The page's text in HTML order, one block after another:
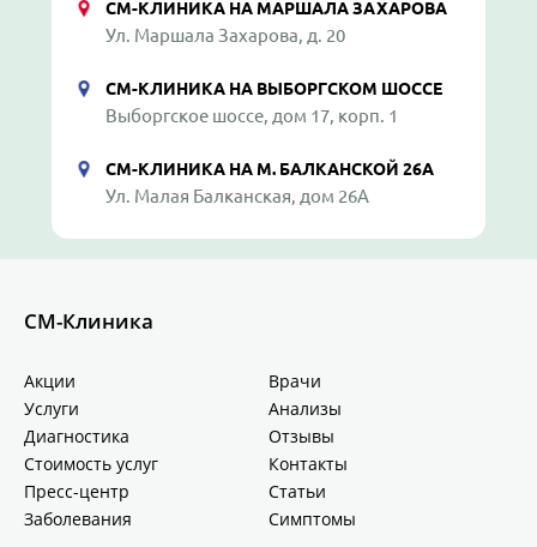
СМ-КЛИНИКА НА МАРШАЛА ЗАХАРОВА
Ул. Маршала Захарова, д. 20
СМ-КЛИНИКА НА ВЫБОРГСКОМ ШОССЕ
Выборгское шоссе, дом 17, корп. 1
СМ-КЛИНИКА НА М. БАЛКАНСКОЙ 26А
Ул. Малая Балканская, дом 26А
СМ-Клиника
Акции
Врачи
Услуги
Анализы
Диагностика
Отзывы
Стоимость услуг
Контакты
Пресс-центр
Статьи
Заболевания
Симптомы